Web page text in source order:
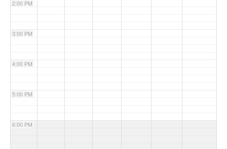
2:00 PM
3:00 PM
4:00 PM
5:00 PM
6:00 PM